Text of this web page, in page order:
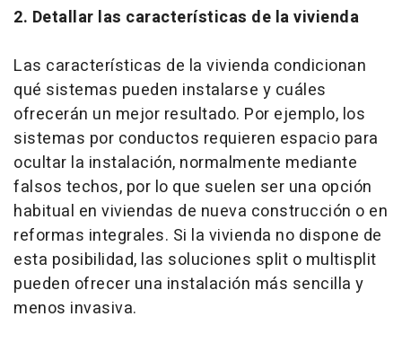
2. Detallar las características de la vivienda
Las características de la vivienda condicionan
qué sistemas pueden instalarse y cuáles
ofrecerán un mejor resultado. Por ejemplo, los
sistemas por conductos requieren espacio para
ocultar la instalación, normalmente mediante
falsos techos, por lo que suelen ser una opción
habitual en viviendas de nueva construcción o en
reformas integrales. Si la vivienda no dispone de
esta posibilidad, las soluciones split o multisplit
pueden ofrecer una instalación más sencilla y
menos invasiva.